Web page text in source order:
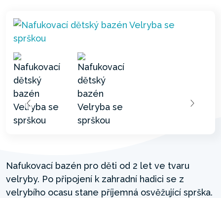
Nafukovací bazén pro děti od 2 let ve tvaru
velryby. Po připojení k zahradní hadici se z
velrybího ocasu stane příjemná osvěžující sprška.